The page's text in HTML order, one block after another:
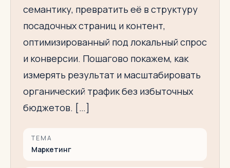
семантику, превратить её в структуру
посадочных страниц и контент,
оптимизированный под локальный спрос
и конверсии. Пошагово покажем, как
измерять результат и масштабировать
органический трафик без избыточных
бюджетов. […]
ТЕМА
Маркетинг